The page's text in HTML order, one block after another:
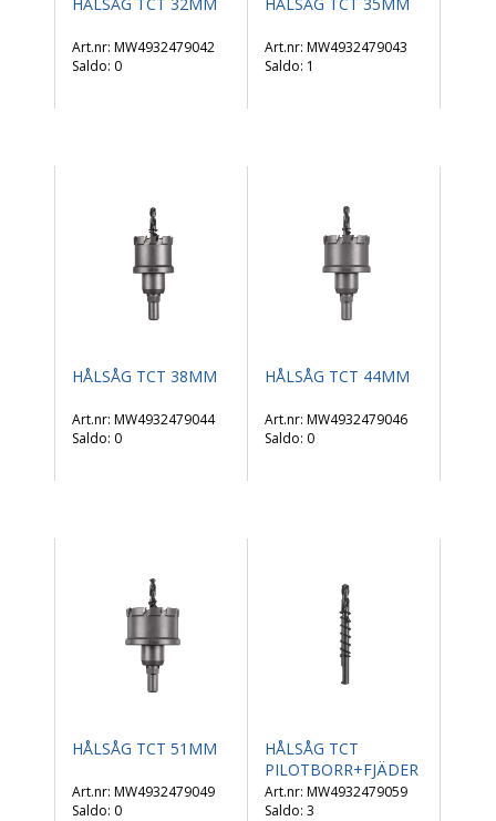
MW4932479042
Saldo: 0
MW4932479043
Saldo: 1
HÅLSÅG TCT 38MM
MW4932479044
Saldo: 0
HÅLSÅG TCT 44MM
MW4932479046
Saldo: 0
HÅLSÅG TCT 51MM
MW4932479049
Saldo: 0
HÅLSÅG TCT
PILOTBORR+FJÄDER
MW4932479059
Saldo: 3